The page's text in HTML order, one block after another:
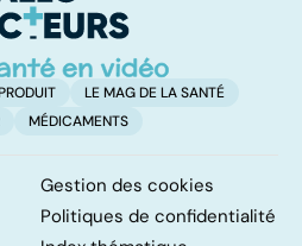
LE MAG DE LA SANTÉ
MÉDICAMENTS
Gestion des cookies
Politiques de confidentialité